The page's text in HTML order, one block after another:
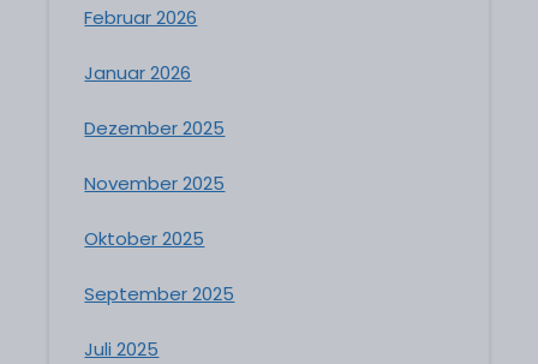
Februar 2026
Januar 2026
Dezember 2025
November 2025
Oktober 2025
September 2025
Juli 2025